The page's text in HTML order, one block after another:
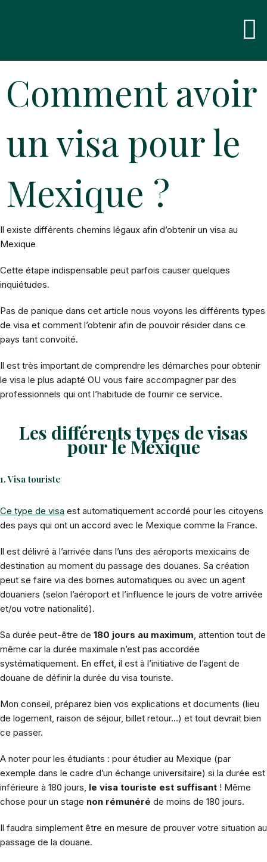
Comment avoir
un visa pour le
Mexique ?
Il existe différents chemins légaux afin d’obtenir un visa au
Mexique
Cette étape indispensable peut parfois causer quelques
inquiétudes.
Pas de panique dans cet article nous voyons les différents types
de visa et comment l’obtenir afin de pouvoir résider dans ce
pays tant convoité.
Il est très important de comprendre les démarches pour obtenir
le visa le plus adapté OU vous faire accompagner par des
professionnels qui ont l’habitude de fournir ce service.
Les différents types de visas
pour le Mexique
1. Visa touriste
Ce type de visa est automatiquement accordé pour les citoyens
des pays qui ont un accord avec le Mexique comme la France.
Il est délivré à l’arrivée dans l’uns des aéroports mexicains de
destination au moment du passage des douanes. Sa création
peut se faire via des bornes automatiques ou avec un agent
douaniers (selon l’aéroport et l’influence le jours de votre arrivée
et/ou votre nationalité).
Sa durée peut-être de 180 jours au maximum , attention tout de
même car la durée maximale n’est pas accordée
systématiquement. En effet, il est à l’initiative de l’agent de
douane de définir la durée du visa touriste.
Mon conseil, préparez bien vos explications et documents (lieu
de logement, raison de séjour, billet retour…) et tout devrait bien
ce passer.
A noter pour les étudiants : pour étudier au Mexique (par
exemple dans le cadre d’un échange universitaire) si la durée est
inférieure à 180 jours, le visa touriste est suffisant ! Même
chose pour un stage non rémunéré de moins de 180 jours.
Il faudra simplement être en mesure de prouver votre situation au
passage de la douane.